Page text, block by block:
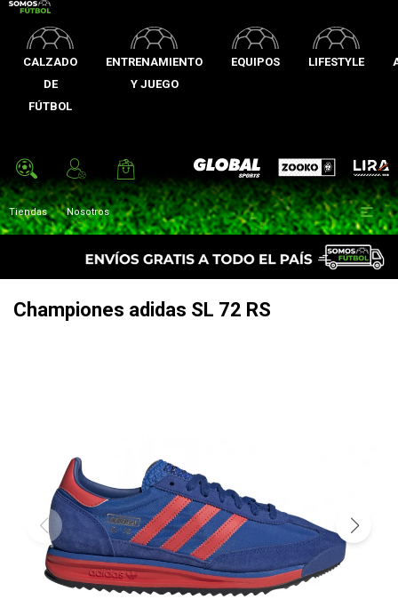
CALZADO
DE
FÚTBOL
ENTRENAMIENTO
Y JUEGO
EQUIPOS LIFESTYLE
Global Sports Zooko Lira
Tiendas Nosotros 
Championes adidas SL 72 RS